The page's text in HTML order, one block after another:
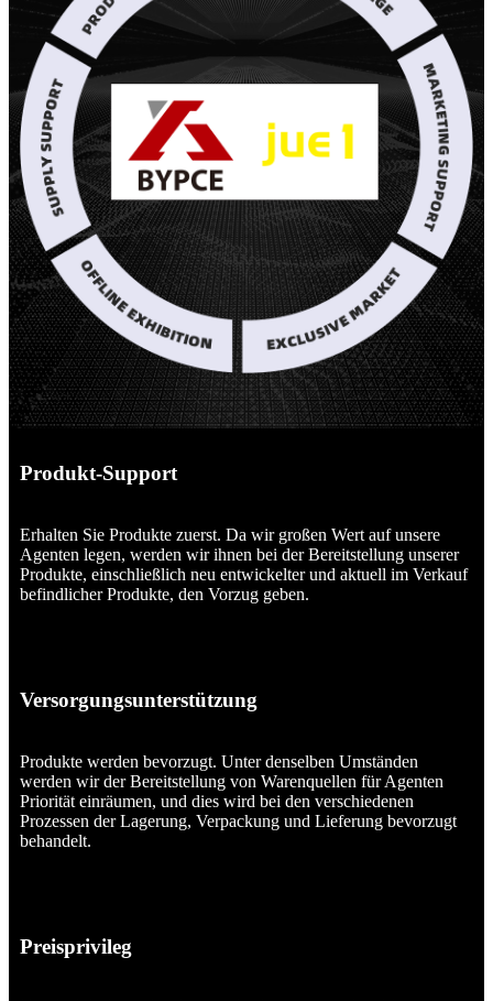
Produkt-Support
Erhalten Sie Produkte zuerst. Da wir großen Wert auf unsere
Agenten legen, werden wir ihnen bei der Bereitstellung unserer
Produkte, einschließlich neu entwickelter und aktuell im Verkauf
befindlicher Produkte, den Vorzug geben.
Versorgungsunterstützung
Produkte werden bevorzugt. Unter denselben Umständen
werden wir der Bereitstellung von Warenquellen für Agenten
Priorität einräumen, und dies wird bei den verschiedenen
Prozessen der Lagerung, Verpackung und Lieferung bevorzugt
behandelt.
Preisprivileg